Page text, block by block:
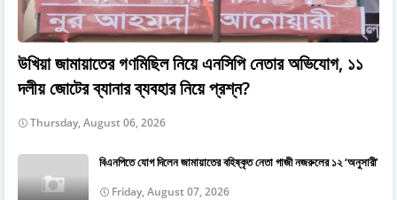
উখিয়া জামায়াতের গণমিছিল নিয়ে এনসিপি নেতার অভিযোগ, ১১
দলীয় জোটের ব্যানার ব্যবহার নিয়ে প্রশ্ন?
Thursday, August 06, 2026
বিএনপিতে যোগ দিলেন জামায়াতের বহিষ্কৃত নেতা গাজী নজরুলের ১২ ‘অনুসারী’
Friday, August 07, 2026